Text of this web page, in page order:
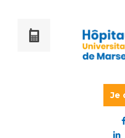
Je